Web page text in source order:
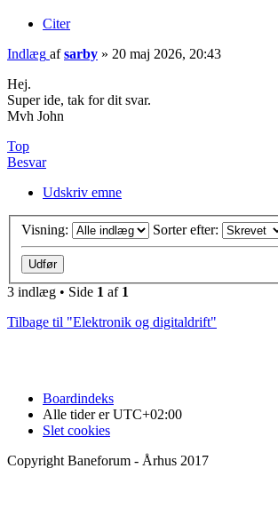
Citer
Indlæg afsarby » 20 maj 2026, 20:43
Hej.
Super ide, tak for dit svar.
Mvh John
Top
Besvar
Udskriv emne
Visning: Sorter efter:
3 indlæg • Side 1 af 1
Tilbage til "Elektronik og digitaldrift"
Boardindeks
Alle tider erUTC+02:00
Slet cookies
Copyright Baneforum - Århus 2017